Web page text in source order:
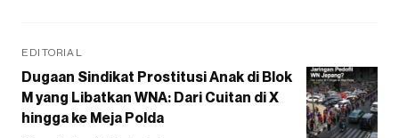
EDITORIAL
Dugaan Sindikat Prostitusi Anak di Blok
M yang Libatkan WNA: Dari Cuitan di X
hingga ke Meja Polda